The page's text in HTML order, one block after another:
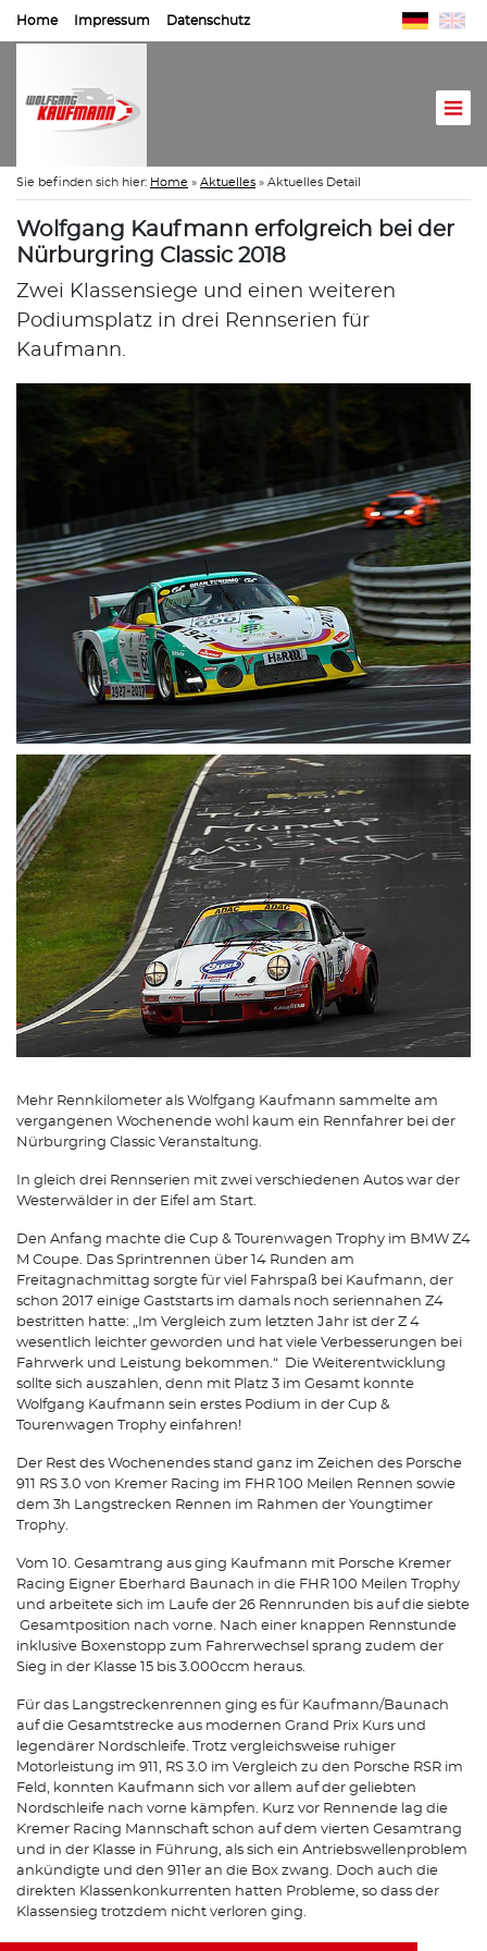
Home Impressum Datenschutz
Sie befinden sich hier: Home » Aktuelles » Aktuelles Detail
Wolfgang Kaufmann erfolgreich bei der
Nürburgring Classic 2018
Zwei Klassensiege und einen weiteren
Podiumsplatz in drei Rennserien für
Kaufmann.
Mehr Rennkilometer als Wolfgang Kaufmann sammelte am
vergangenen Wochenende wohl kaum ein Rennfahrer bei der
Nürburgring Classic Veranstaltung.
In gleich drei Rennserien mit zwei verschiedenen Autos war der
Westerwälder in der Eifel am Start.
Den Anfang machte die Cup & Tourenwagen Trophy im BMW Z4
M Coupe. Das Sprintrennen über 14 Runden am
Freitagnachmittag sorgte für viel Fahrspaß bei Kaufmann, der
schon 2017 einige Gaststarts im damals noch seriennahen Z4
bestritten hatte: „Im Vergleich zum letzten Jahr ist der Z 4
wesentlich leichter geworden und hat viele Verbesserungen bei
Fahrwerk und Leistung bekommen.“ Die Weiterentwicklung
sollte sich auszahlen, denn mit Platz 3 im Gesamt konnte
Wolfgang Kaufmann sein erstes Podium in der Cup &
Tourenwagen Trophy einfahren!
Der Rest des Wochenendes stand ganz im Zeichen des Porsche
911 RS 3.0 von Kremer Racing im FHR 100 Meilen Rennen sowie
dem 3h Langstrecken Rennen im Rahmen der Youngtimer
Trophy.
Vom 10. Gesamtrang aus ging Kaufmann mit Porsche Kremer
Racing Eigner Eberhard Baunach in die FHR 100 Meilen Trophy
und arbeitete sich im Laufe der 26 Rennrunden bis auf die siebte
Gesamtposition nach vorne. Nach einer knappen Rennstunde
inklusive Boxenstopp zum Fahrerwechsel sprang zudem der
Sieg in der Klasse 15 bis 3.000ccm heraus.
Für das Langstreckenrennen ging es für Kaufmann/Baunach
auf die Gesamtstrecke aus modernen Grand Prix Kurs und
legendärer Nordschleife. Trotz vergleichsweise ruhiger
Motorleistung im 911, RS 3.0 im Vergleich zu den Porsche RSR im
Feld, konnten Kaufmann sich vor allem auf der geliebten
Nordschleife nach vorne kämpfen. Kurz vor Rennende lag die
Kremer Racing Mannschaft schon auf dem vierten Gesamtrang
und in der Klasse in Führung, als sich ein Antriebswellenproblem
ankündigte und den 911er an die Box zwang. Doch auch die
direkten Klassenkonkurrenten hatten Probleme, so dass der
Klassensieg trotzdem nicht verloren ging.